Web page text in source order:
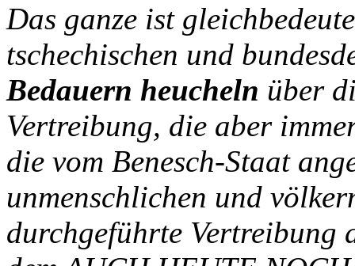
Das ganze ist
tschechischen und
Bedauern heucheln über
Vertreibung, die aber
die vom Benesch-Staat
unmenschlichen und
durchgeführte Vertreibung